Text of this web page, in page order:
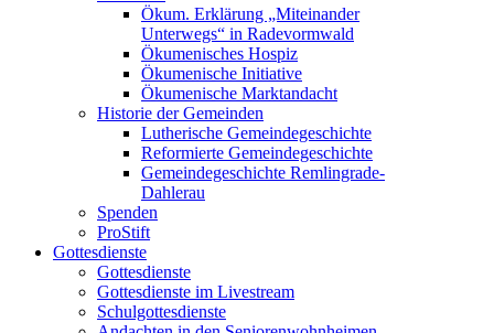
Ökum. Erklärung „Miteinander
Unterwegs“ in Radevormwald
Ökumenisches Hospiz
Ökumenische Initiative
Ökumenische Marktandacht
Historie der Gemeinden
Lutherische Gemeindegeschichte
Reformierte Gemeindegeschichte
Gemeindegeschichte Remlingrade-
Dahlerau
Spenden
ProStift
Gottesdienste
Gottesdienste
Gottesdienste im Livestream
Schulgottesdienste